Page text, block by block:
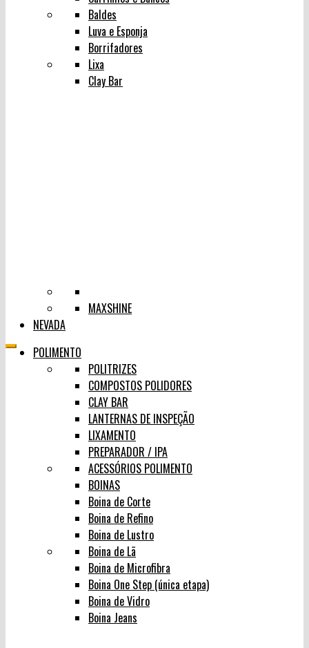
Baldes
Luva e Esponja
Borrifadores
Lixa
Clay Bar
MAXSHINE
NEVADA
POLIMENTO
POLITRIZES
COMPOSTOS POLIDORES
CLAY BAR
LANTERNAS DE INSPEÇÃO
LIXAMENTO
PREPARADOR / IPA
ACESSÓRIOS POLIMENTO
BOINAS
Boina de Corte
Boina de Refino
Boina de Lustro
Boina de Lã
Boina de Microfibra
Boina One Step (única etapa)
Boina de Vidro
Boina Jeans